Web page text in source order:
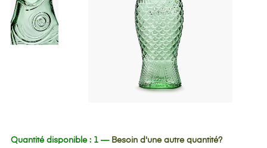
Quantité disponible : 1 — Besoin d'une autre quantité?